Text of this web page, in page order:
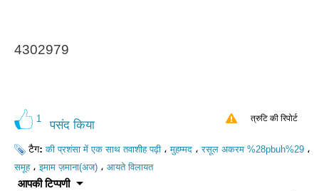
4302979
1 पसंद किया त्रुटि की रिपोर्ट
टैग:की प्रशंसा में एक साथ तवाशीह पढ़ी ،मुहम्मद ،रसूल अकरम %28pbuh%29 ،
समूह،इमाम ज़माना(अज) ، आयते विलायत
आपकी टिप्पणी